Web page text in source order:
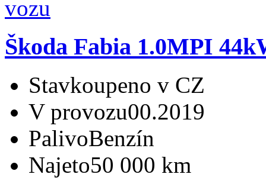
Škoda Fabia 1.0MPI
Stavkoupeno v CZ
V provozu00.2019
PalivoBenzín
Najeto50 000 km